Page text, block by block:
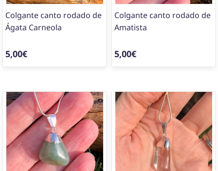
Colgante canto rodado de
Ágata Carneola
5,00€
Colgante canto rodado de
Amatista
5,00€